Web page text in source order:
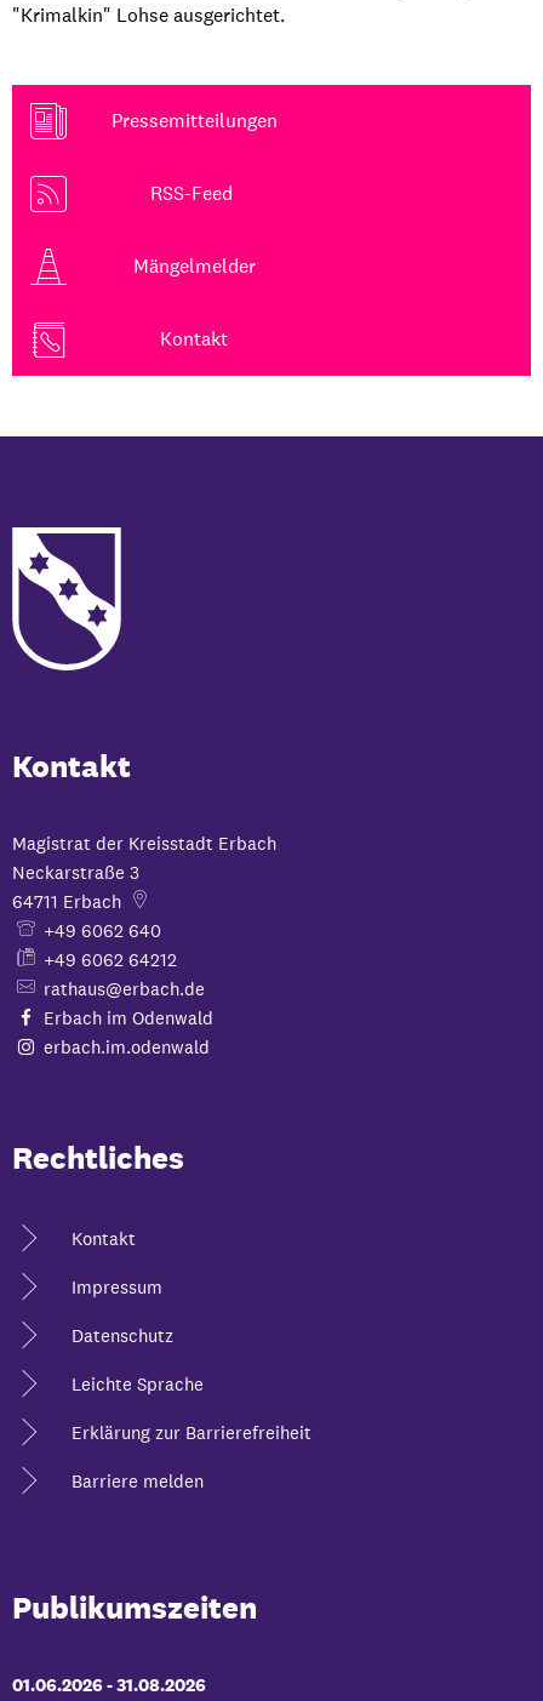
"Krimalkin" Lohse ausgerichtet.
Pressemitteilungen
RSS-Feed
Mängelmelder
Kontakt
Kontakt
Magistrat der Kreisstadt Erbach
Neckarstraße 3
64711 Erbach
+49 6062 640
+49 6062 64212
rathaus@erbach.de
Erbach im Odenwald
erbach.im.odenwald
Rechtliches
Kontakt
Impressum
Datenschutz
Leichte Sprache
Erklärung zur Barrierefreiheit
Barriere melden
Publikumszeiten
01.06.2026-bis
31.08.2026